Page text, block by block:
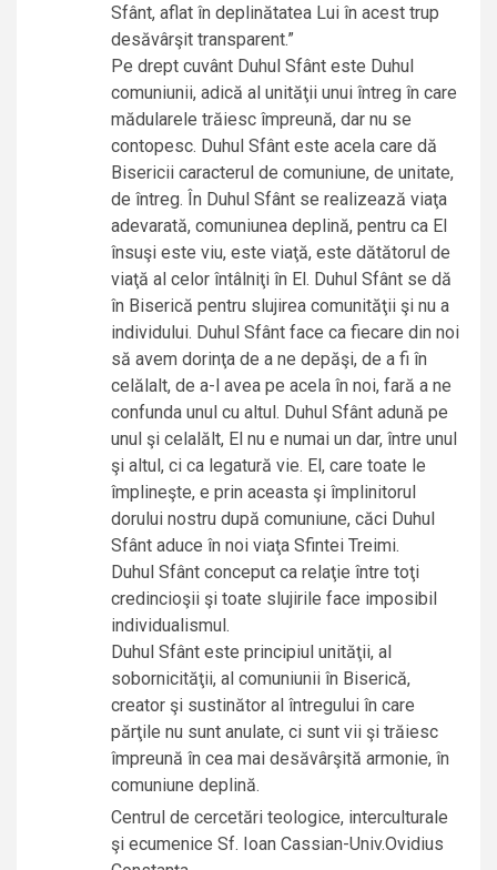
Sfânt, aflat în deplinătatea Lui în acest trup
desăvârşit transparent.”
Pe drept cuvânt Duhul Sfânt este Duhul
comuniunii, adică al unităţii unui întreg în care
mădularele trăiesc împreună, dar nu se
contopesc. Duhul Sfânt este acela care dă
Bisericii caracterul de comuniune, de unitate,
de întreg. În Duhul Sfânt se realizează viaţa
adevarată, comuniunea deplină, pentru ca El
însuşi este viu, este viaţă, este dătătorul de
viaţă al celor întâlniţi în El. Duhul Sfânt se dă
în Biserică pentru slujirea comunităţii şi nu a
individului. Duhul Sfânt face ca fiecare din noi
să avem dorinţa de a ne depăşi, de a fi în
celălalt, de a-l avea pe acela în noi, fară a ne
confunda unul cu altul. Duhul Sfânt adună pe
unul şi celalălt, El nu e numai un dar, între unul
şi altul, ci ca legatură vie. El, care toate le
împlineşte, e prin aceasta şi împlinitorul
dorului nostru după comuniune, căci Duhul
Sfânt aduce în noi viaţa Sfintei Treimi.
Duhul Sfânt conceput ca relaţie între toţi
credincioşii şi toate slujirile face imposibil
individualismul.
Duhul Sfânt este principiul unităţii, al
sobornicităţii, al comuniunii în Biserică,
creator şi sustinător al întregului în care
părţile nu sunt anulate, ci sunt vii şi trăiesc
împreună în cea mai desăvârşită armonie, în
comuniune deplină.
Centrul de cercetări teologice, interculturale
şi ecumenice Sf. Ioan Cassian-Univ.Ovidius